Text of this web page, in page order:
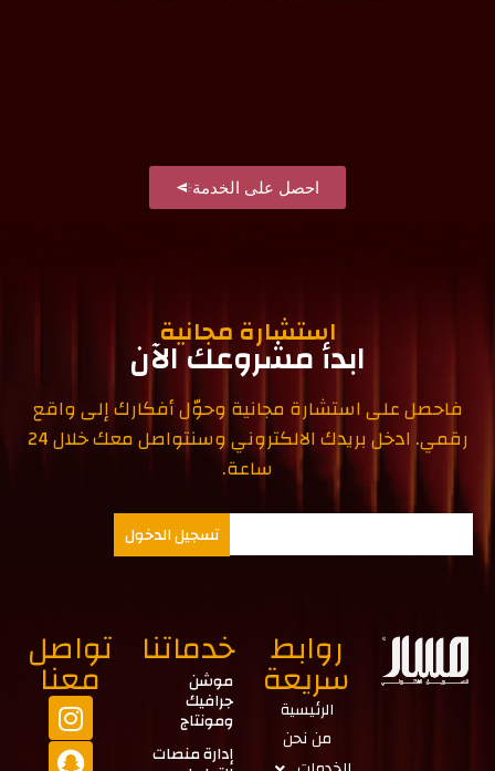
احصل على الخدمة
استشارة مجانية
ابدأ مشروعك الآن
فاحصل على استشارة مجانية وحوّل أفكارك إلى واقع
رقمي. ادخل بريدك الالكتروني وسنتواصل معك خلال 24
ساعة.
تسجيل الدخول
تواصل
معنا
خدماتنا
موشن
جرافيك
ومونتاج
إدارة منصات
روابط
سريعة
الرئيسية
من نحن